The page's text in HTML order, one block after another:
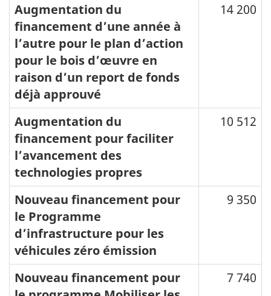
Augmentation du
financement d’une année à
l’autre pour le plan d’action
pour le bois d’œuvre en
raison d’un report de fonds
déjà approuvé
14 200
Augmentation du
financement pour faciliter
l’avancement des
technologies propres
10 512
Nouveau financement pour
le Programme
d’infrastructure pour les
véhicules zéro émission
9 350
Nouveau financement pour
7 740